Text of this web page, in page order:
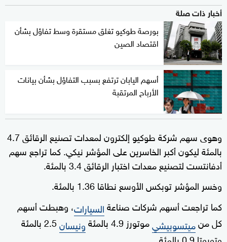
أخبار ذات صلة
بورصة طوكيو تغلق مستقرة وسط تفاؤل بشأن
اقتصاد الصين
أسهم اليابان ترتفع بسبب التفاؤل بشأن بيانات
الأرباح المرتقبة
وهوى سهم شركة طوكيو إلكترون لمعدات تصنيع الرقائق 4.7
بالمئة ليكون أكبر الخاسرين على المؤشر نيكي. كما تراجع سهم
أدفانتست لتصنيع معدات اختبار الرقائق 3.4 بالمئة.
وخسر المؤشر توبكس الأوسع نطاقا 1.36 بالمئة.
كما تراجعت أسهم شركات صناعةالسيارات، وهبطت أسهم
كل منميتسوبيشيموتورز 4.9 بالمئة ونيسان
2.5 بالمئة
وتويوتا 0.9 بالمئة.